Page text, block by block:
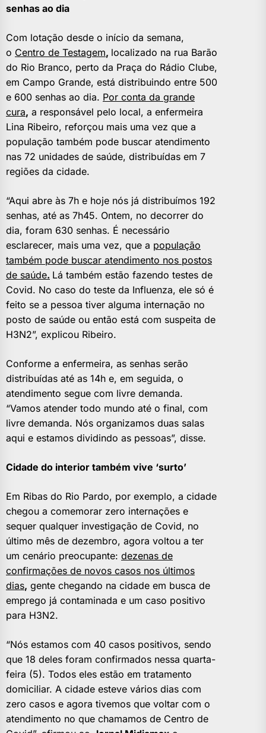
senhas ao dia
Com lotação desde o início da semana,
o Centro de Testagem, localizado na rua Barão
do Rio Branco, perto da Praça do Rádio Clube,
em Campo Grande, está distribuindo entre 500
e 600 senhas ao dia. Por conta da grande
cura, a responsável pelo local, a enfermeira
Lina Ribeiro, reforçou mais uma vez que a
população também pode buscar atendimento
nas 72 unidades de saúde, distribuídas em 7
regiões da cidade.
“Aqui abre às 7h e hoje nós já distribuímos 192
senhas, até as 7h45. Ontem, no decorrer do
dia, foram 630 senhas. É necessário
esclarecer, mais uma vez, que a população
também pode buscar atendimento nos postos
de saúde. Lá também estão fazendo testes de
Covid. No caso do teste da Influenza, ele só é
feito se a pessoa tiver alguma internação no
posto de saúde ou então está com suspeita de
H3N2”, explicou Ribeiro.
Conforme a enfermeira, as senhas serão
distribuídas até as 14h e, em seguida, o
atendimento segue com livre demanda.
“Vamos atender todo mundo até o final, com
livre demanda. Nós organizamos duas salas
aqui e estamos dividindo as pessoas”, disse.
Cidade do interior também vive ‘surto’
Em Ribas do Rio Pardo, por exemplo, a cidade
chegou a comemorar zero internações e
sequer qualquer investigação de Covid, no
último mês de dezembro, agora voltou a ter
um cenário preocupante: dezenas de
confirmações de novos casos nos últimos
dias, gente chegando na cidade em busca de
emprego já contaminada e um caso positivo
para H3N2.
“Nós estamos com 40 casos positivos, sendo
que 18 deles foram confirmados nessa quarta-
feira (5). Todos eles estão em tratamento
domiciliar. A cidade esteve vários dias com
zero casos e agora tivemos que voltar com o
atendimento no que chamamos de Centro de